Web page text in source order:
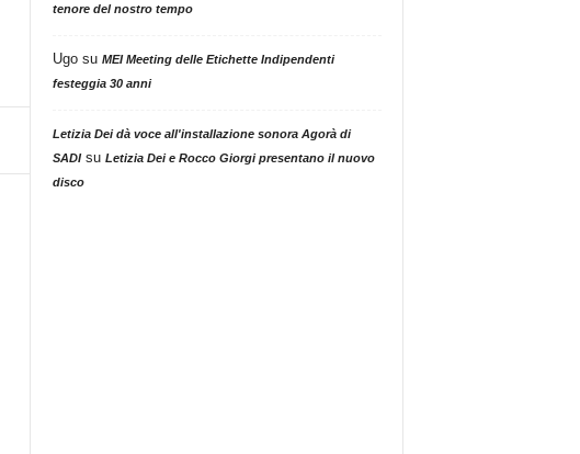
tenore del nostro tempo
Ugosu MEI Meeting delle Etichette Indipendenti
festeggia 30 anni
Letizia Dei dà voce all'installazione sonora Agorà di
SADIsu Letizia Dei e Rocco Giorgi presentano il nuovo
disco